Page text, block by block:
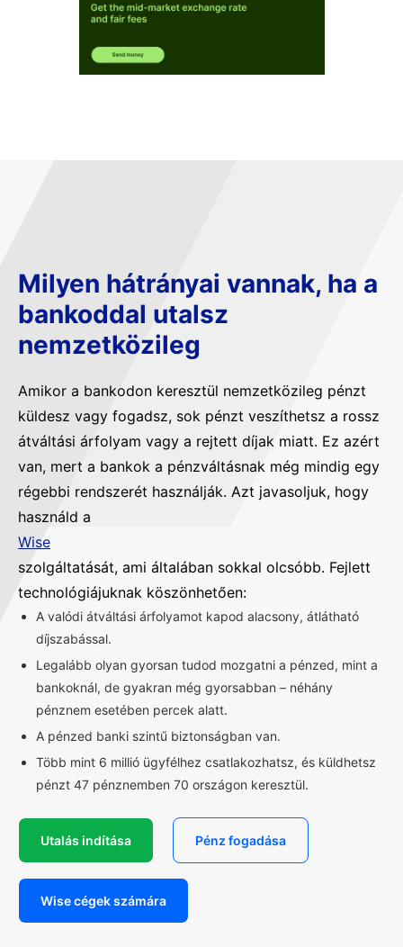
Milyen hátrányai vannak, ha a
bankoddal utalsz
nemzetközileg
Amikor a bankodon keresztül nemzetközileg pénzt
küldesz vagy fogadsz, sok pénzt veszíthetsz a rossz
átváltási árfolyam vagy a rejtett díjak miatt. Ez azért
van, mert a bankok a pénzváltásnak még mindig egy
régebbi rendszerét használják. Azt javasoljuk, hogy
használd a
Wise
szolgáltatását, ami általában sokkal olcsóbb. Fejlett
technológiájuknak köszönhetően:
A valódi átváltási árfolyamot kapod alacsony, átlátható
díjszabással.
Legalább olyan gyorsan tudod mozgatni a pénzed, mint a
bankoknál, de gyakran még gyorsabban – néhány
pénznem esetében percek alatt.
A pénzed banki szintű biztonságban van.
Több mint 6 millió ügyfélhez csatlakozhatsz, és küldhetsz
pénzt 47 pénznemben 70 országon keresztül.
Utalás indítása Pénz fogadása
Wise cégek számára